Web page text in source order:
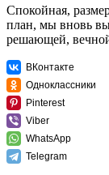
Спокойная,
план, мы вновь
решающей,
ВКонтакте
Одноклассники
Pinterest
Viber
WhatsApp
Telegram